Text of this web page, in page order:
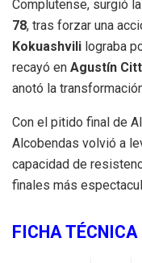
Complutense, surgió
78, tras forzar una
Kokuashvili lograba
recayó en Agustín
anotó la
Con el pitido final de
Alcobendas volvió a
capacidad de
finales más
FICHA TÉCNICA